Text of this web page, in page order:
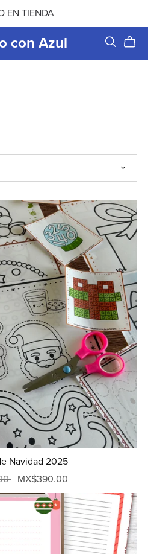
EN TIENDA
con Azul
Navidad 2025
MX$390.00